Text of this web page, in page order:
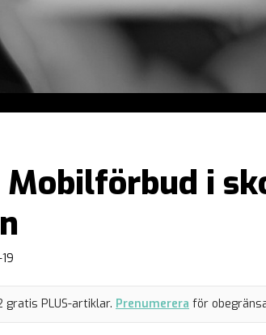
Mobilförbud i
gratis PLUS-artiklar. Prenumerera för